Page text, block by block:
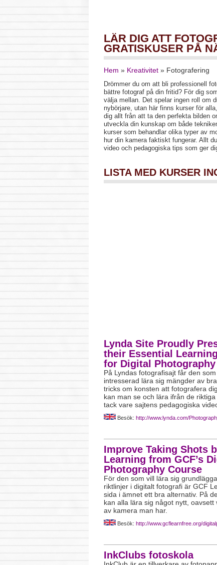
LÄR DIG ATT
GRATISKUSER PÅ
Hem » Kreativitet » Fotografering
Drömmer du om att bli professionell
bättre fotograf på din fritid? För dig
välja mellan. Det spelar ingen roll om
nybörjare, utan här finns kurser för
dig allt från att ta den perfekta bilden
utveckla din kunskap om både
kurser som behandlar olika typer av
hur din kamera faktiskt fungerar. Allt
video och pedagogiska tips som ger
LISTA MED KURSER
Lynda Site Proudly
their Essential
for Digital Photography
På Lyndas fotografisajt får den
intresserad lära sig mängder av
tricks om konsten att fotografera
kan man se och lära ifrån de riktiga
tack vare sajtens pedagogiska
Besök: http://www.lynda.com/
Improve Taking Shots
Learning from GCF’s
Photography Course
För den som vill lära sig
riktlinjer i digitalt fotografi är GCF
sida i ämnet ett bra alternativ. På
kan alla lära sig något nytt, oavsett
av kamera man har.
Besök: http://www.gcflearnfree.org/
InkClubs fotoskola